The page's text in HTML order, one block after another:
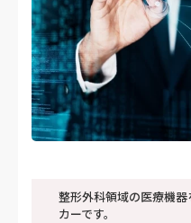
整形外科領域の医療機
カーです。